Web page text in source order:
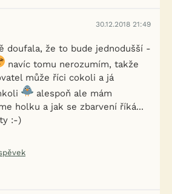
30.12.2018 21:49
doufala, že to bude jednodušší -
navíc tomu nerozumím, takže
může říci cokoli a já
alespoň ale mám
holku a jak se zbarvení říká...
:-)